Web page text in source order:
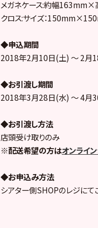
メガネケース:約幅
クロス:サイズ：
◆申込期間
2018年2月10日(土) ～ 2月
◆お引渡し期間
2018年3月28日(水) ～ 4月
◆お引渡し方法
店頭受け取りのみ
※配送希望の方はオンライ
◆お申込み方法
シアター側SHOPのレジにて